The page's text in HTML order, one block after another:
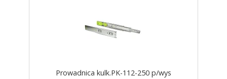
Prowadnica kulk.PK-112-250 p/wys